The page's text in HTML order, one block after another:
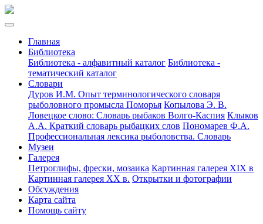
Главная
Библиотека
Библиотека - алфавитный каталог Библиотека -
тематический каталог
Словари
Дуров И.М. Опыт терминологического словаря
рыболовного промысла Поморья Копылова Э. В.
Ловецкое слово: Словарь рыбаков Волго-Каспия Клыков
А.А. Краткий словарь рыбацких слов Пономарев Ф.А.
Профессиональная лексика рыболовства. Словарь
Музеи
Галерея
Петроглифы, фрески, мозаика Картинная галерея XIX в
Картинная галерея XX в. Открытки и фотографии
Обсуждения
Карта сайта
Помощь сайту